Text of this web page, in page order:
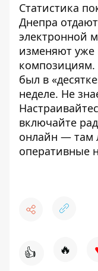
Статистика
Днепра
электронной
изменяют
композициям.
был в
неделе. Не
включайте
онлайн — там
оперативные
👍 🔥